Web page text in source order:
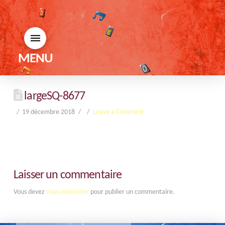
MENU
largeSQ-8677
19 décembre 2018 Leave a Comment
Laisser un commentaire
Vous devez vous connecterpour publier un commentaire.